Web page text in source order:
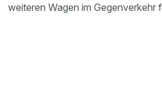
weiteren Wagen im Gegenverkehr